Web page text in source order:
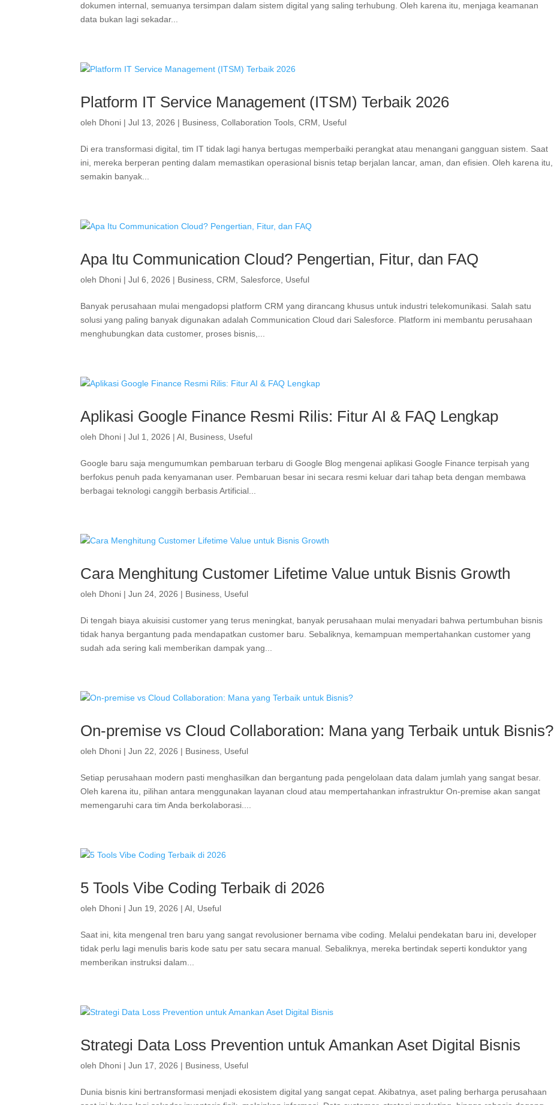
dokumen internal, semuanya tersimpan dalam sistem digital yang saling terhubung. Oleh karena itu, menjaga keamanan
data bukan lagi sekadar...
Platform IT Service Management (ITSM) Terbaik 2026
oleh Dhoni |Jul 13, 2026 | Business ,Collaboration Tools ,CRM Useful
Di era transformasi digital, tim IT tidak lagi hanya bertugas memperbaiki perangkat atau menangani gangguan sistem. Saat
ini, mereka berperan penting dalam memastikan operasional bisnis tetap berjalan lancar, aman, dan efisien. Oleh karena itu,
semakin banyak...
Apa Itu Communication Cloud? Pengertian, Fitur, dan FAQ
oleh Dhoni |Jul 6, 2026 | Business ,CRM Salesforce Useful
Banyak perusahaan mulai mengadopsi platform CRM yang dirancang khusus untuk industri telekomunikasi. Salah satu
solusi yang paling banyak digunakan adalah Communication Cloud dari Salesforce. Platform ini membantu perusahaan
menghubungkan data customer, proses bisnis,...
Aplikasi Google Finance Resmi Rilis: Fitur AI & FAQ Lengkap
oleh Dhoni |Jul 1, 2026 |AI Business Useful
Google baru saja mengumumkan pembaruan terbaru di Google Blog mengenai aplikasi Google Finance terpisah yang
berfokus penuh pada kenyamanan user. Pembaruan besar ini secara resmi keluar dari tahap beta dengan membawa
berbagai teknologi canggih berbasis Artificial...
Cara Menghitung Customer Lifetime Value untuk Bisnis Growth
oleh Dhoni |Jun 24, 2026 | Business Useful
Di tengah biaya akuisisi customer yang terus meningkat, banyak perusahaan mulai menyadari bahwa pertumbuhan bisnis
tidak hanya bergantung pada mendapatkan customer baru. Sebaliknya, kemampuan mempertahankan customer yang
sudah ada sering kali memberikan dampak yang...
On-premise vs Cloud Collaboration: Mana yang Terbaik untuk Bisnis?
oleh Dhoni |Jun 22, 2026 | Business Useful
Setiap perusahaan modern pasti menghasilkan dan bergantung pada pengelolaan data dalam jumlah yang sangat besar.
Oleh karena itu, pilihan antara menggunakan layanan cloud atau mempertahankan infrastruktur On-premise akan sangat
memengaruhi cara tim Anda berkolaborasi....
5 Tools Vibe Coding Terbaik di 2026
oleh Dhoni |Jun 19, 2026 |AI Useful
Saat ini, kita mengenal tren baru yang sangat revolusioner bernama vibe coding. Melalui pendekatan baru ini, developer
tidak perlu lagi menulis baris kode satu per satu secara manual. Sebaliknya, mereka bertindak seperti konduktor yang
memberikan instruksi dalam...
Strategi Data Loss Prevention untuk Amankan Aset Digital Bisnis
oleh Dhoni |Jun 17, 2026 | Business Useful
Dunia bisnis kini bertransformasi menjadi ekosistem digital yang sangat cepat. Akibatnya, aset paling berharga perusahaan